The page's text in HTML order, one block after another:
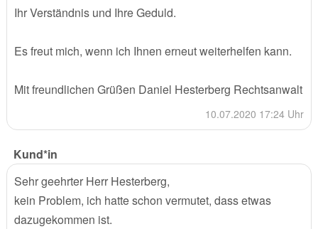
Ihr Verständnis und Ihre Geduld.
Es freut mich, wenn ich Ihnen erneut weiterhelfen kann.
Mit freundlichen Grüßen Daniel Hesterberg Rechtsanwalt
10.07.2020 17:24 Uhr
Kund*in
Sehr geehrter Herr Hesterberg,
kein Problem, ich hatte schon vermutet, dass etwas
dazugekommen ist.